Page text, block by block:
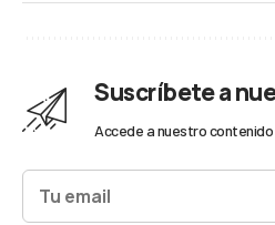
Suscríbete a
Accede a nuestro